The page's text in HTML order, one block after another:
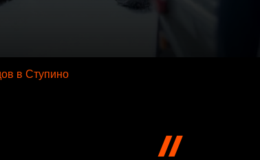
в Ступино